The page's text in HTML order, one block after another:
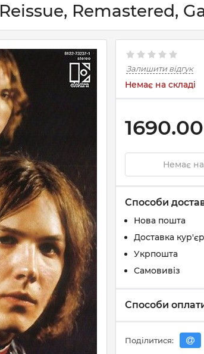
Remastered,
Залишити відгук
Немає на складі
1690.00
Немає на
Способи
Нова пошта
Доставка
Укрпошта
Самовивіз
Способи
Поділитися: